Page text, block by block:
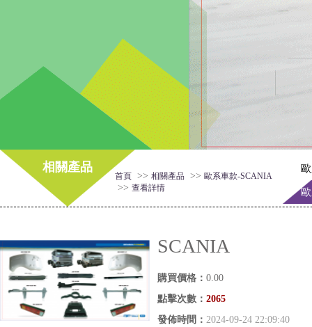
相關產品
首頁 >> 相關產品 >> 歐系車款-SCANIA
>> 查看詳情
SCANIA
購買價格： 0.00
點擊次數： 2065
發佈時間： 2024-09-24 22:09:40